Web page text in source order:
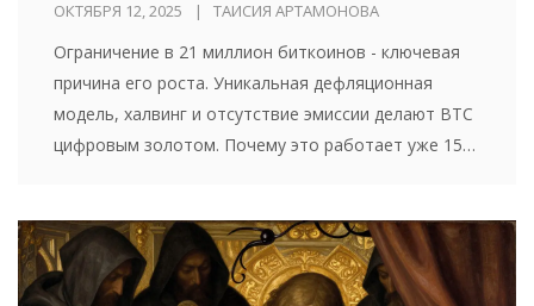
ОКТЯБРЯ 12, 2025 ТАИСИЯ АРТАМОНОВА
Ограничение в 21 миллион биткоинов - ключевая
причина его роста. Уникальная дефляционная
модель, халвинг и отсутствие эмиссии делают BTC
цифровым золотом. Почему это работает уже 15